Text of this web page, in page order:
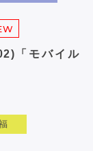
「モバイル